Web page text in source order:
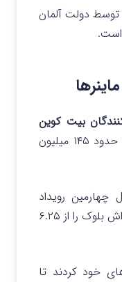
دولت آلمان
بیت کوین
بیش از ۲۳۰۰ رمزارز BTC به ارزش حدود ۱۴۵ میلیون
چهارمین رویداد
هاوینگ (Halving) رخ داده که پاداش بلوک را از ۶.۲۵
خود کردند تا